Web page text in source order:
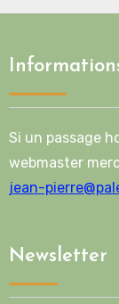
Si un passage
webmaster
jean-
Newsletter